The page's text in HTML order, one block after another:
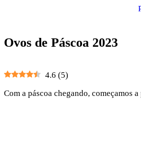
Ovos de Páscoa 2023
4.6 (5)
Com a páscoa chegando, começamos